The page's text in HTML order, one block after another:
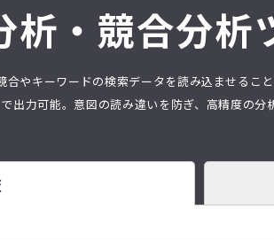
・ 競合分析
やキーワードの検索データを読み込ませるこ
力可能。意図の読み違いを防ぎ、高精度の分